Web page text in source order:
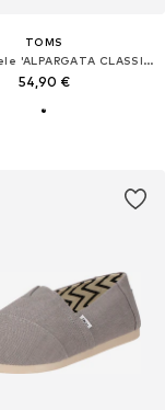
TOMS
Slip On cipele 'ALPARGATA CLASSIC'
54,90 €